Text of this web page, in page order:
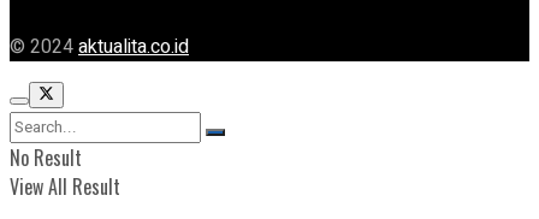
© 2024aktualita.co.id
No Result
View All Result